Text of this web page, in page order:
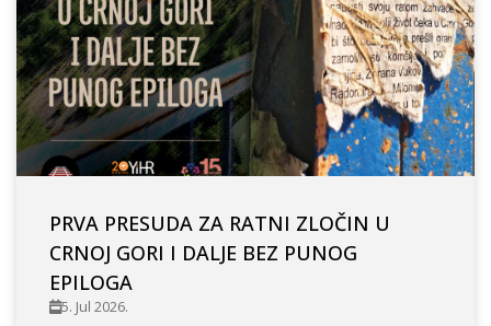
PRVA PRESUDA ZA RATNI ZLOČIN U
CRNOJ GORI I DALJE BEZ PUNOG
EPILOGA
5. Jul 2026.